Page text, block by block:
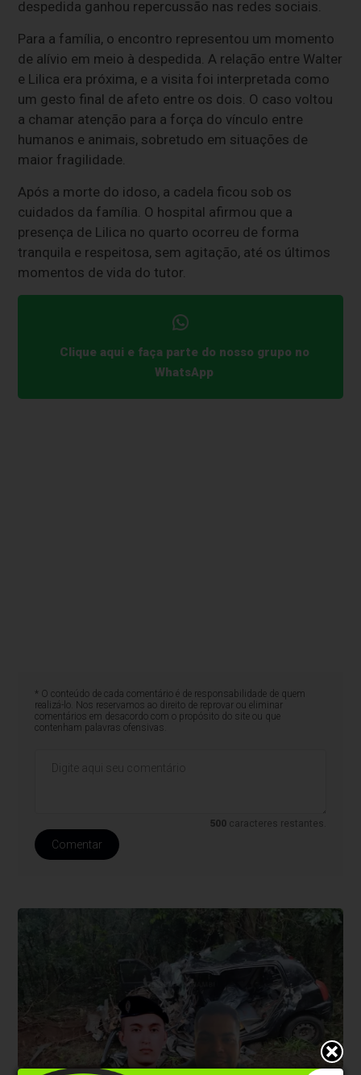
despedida ganhou repercussão nas redes sociais.
Para a família, o encontro representou um momento
de alívio em meio à despedida. A relação entre Walter
e Lilica era próxima, e a visita foi interpretada como
um gesto final de afeto entre os dois. O caso voltou
a chamar atenção para a força do vínculo entre
humanos e animais, sobretudo em situações de
maior fragilidade.
Após a morte do idoso, a cadela ficou sob os
cuidados da família. O hospital afirmou que a
presença de Lilica no quarto ocorreu de forma
tranquila e respeitosa, sem agitação, até os últimos
momentos de vida do tutor.
Clique aqui e faça parte do nosso grupo no
WhatsApp
* O conteúdo de cada comentário é de responsabilidade de quem
realizá-lo. Nos reservamos ao direito de reprovar ou eliminar
comentários em desacordo com o propósito do site ou que
contenham palavras ofensivas.
500 caracteres restantes.
Comentar